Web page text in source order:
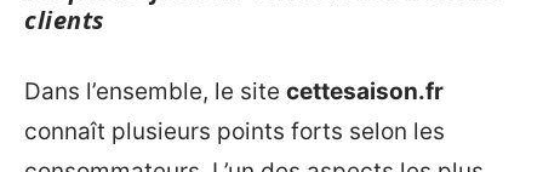
clients
Dans l’ensemble, le site cettesaison.fr
connaît plusieurs points forts selon les